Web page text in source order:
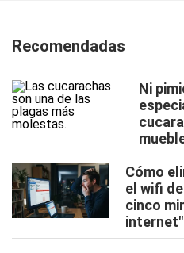
Recomendadas
Ni
Cómo
el wifi
cinco
internet"